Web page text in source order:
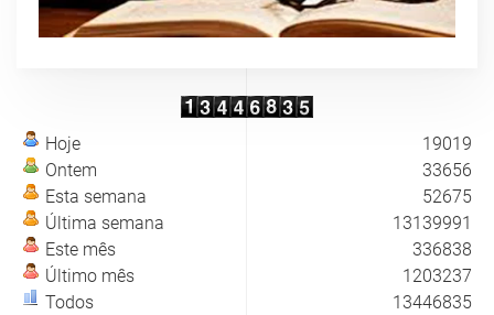
Hoje
Ontem
Esta semana
Última semana
Este mês
Último mês
Todos
19019
33656
52675
13139991
336838
1203237
13446835